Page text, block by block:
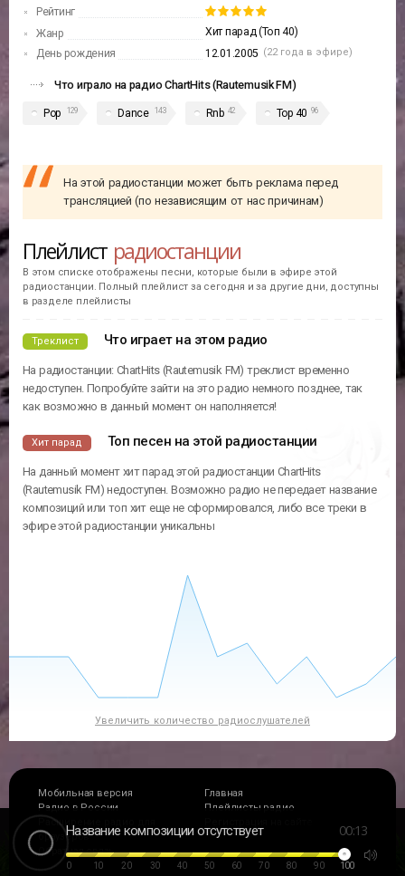
Рейтинг
Жанр
Хит парад (Топ 40)
День рождения
12.01.2005 (22 года в эфире)
Что играло на радио ChartHits (Rautemusik FM)
Pop 129 Dance 143 Rnb 42 Top 40 96
На этой радиостанции может быть реклама перед
трансляцией (по независящим от нас причинам)
Плейлист радиостанции
В этом списке отображены песни, которые были в эфире этой
радиостанции. Полный плейлист за сегодня и за другие дни, доступны
в разделе плейлисты
Треклист Что играет на этом радио
На радиостанции: ChartHits (Rautemusik FM) треклист временно
недоступен. Попробуйте зайти на это радио немного позднее, так
как возможно в данный момент он наполняется!
Хит парад Топ песен на этой радиостанции
На данный момент хит парад этой радиостанции ChartHits
(Rautemusik FM) недоступен. Возможно радио не передает название
композиций или топ хит еще не сформировался, либо все треки в
эфире этой радиостанции уникальны
Увеличить количество радиослушателей
Мобильная версия
Главная
Радио в России
Плейлисты радио
Расширение радио для
браузеров
Обратная связь
Название композиции отсутствует 00:13
0 10 20 30 40 50 60 70 80 90 100